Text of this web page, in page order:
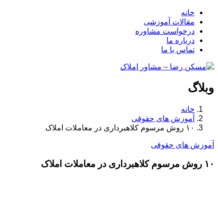
خانه
مقالات آموزشی
درخواست مشاوره
درباره ما
تماس با ما
وبلاگ
خانه
آموزش های حقوقی
۱۰ روش مرسوم کلاهبرداری در معاملات املاک
آموزش های حقوقی
۱۰ روش مرسوم کلاهبرداری در معاملات املاک